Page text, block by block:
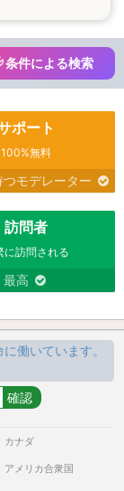
条件による検索
ポート
100%無料
モデレーター
訪問者
に訪問される
最高
働いています。
カナダ
アメリカ合衆国